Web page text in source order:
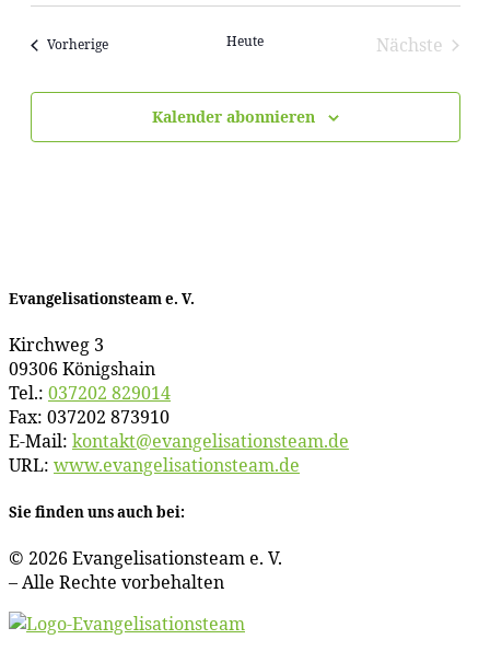
VorherigeVeranstaltungen Heute
Nächste
Kalender abonnieren
Evan­ge­li­sa­ti­ons­team e. V.
Kirch­weg 3
09306 Königshain
Tel.: 037202 829014
Fax: 037202 873910
E‑Mail: kontakt@​evangelisationsteam.​de
URL: www​.evan​ge​li​sa​ti​ons​team​.de
Sie fin­den uns auch bei:
© 2026 Evan­ge­li­sa­ti­ons­team e. V.
– Al­le Rech­te vorbehalten